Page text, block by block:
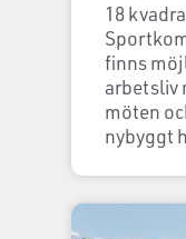
18
finns
arbetsliv
möten
nybyggt